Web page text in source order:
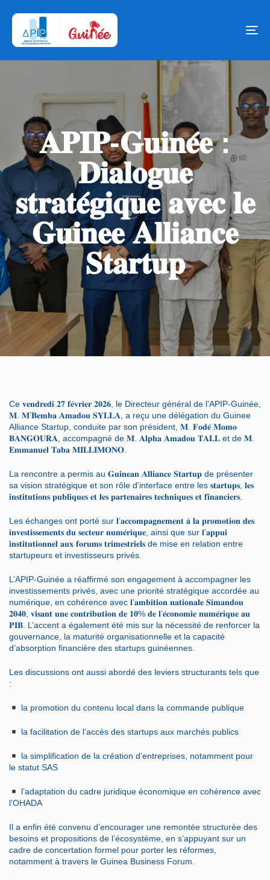
𝐀𝐏𝐈𝐏-𝐆𝐮𝐢𝐧𝐞́𝐞 :
𝐃𝐢𝐚𝐥𝐨𝐠𝐮𝐞
𝐬𝐭𝐫𝐚𝐭𝐞́𝐠𝐢𝐪𝐮𝐞 𝐚𝐯𝐞𝐜 𝐥𝐞
𝐆𝐮𝐢𝐧𝐞𝐞 𝐀𝐥𝐥𝐢𝐚𝐧𝐜𝐞
𝐒𝐭𝐚𝐫𝐭𝐮𝐩
Ce 𝐯𝐞𝐧𝐝𝐫𝐞𝐝𝐢 𝟐𝟕 𝐟𝐞́𝐯𝐫𝐢𝐞𝐫 𝟐𝟎𝟐𝟔, le Directeur général de l’APIP-Guinée,
𝐌. 𝐌’𝐁𝐞𝐦𝐛𝐚 𝐀𝐦𝐚𝐝𝐨𝐮 𝐒𝐘𝐋𝐋𝐀, a reçu une délégation du Guinee
Alliance Startup, conduite par son président, 𝐌. 𝐅𝐨𝐝𝐞́ 𝐌𝐨𝐦𝐨
𝐁𝐀𝐍𝐆𝐎𝐔𝐑𝐀, accompagné de 𝐌. 𝐀𝐥𝐩𝐡𝐚 𝐀𝐦𝐚𝐝𝐨𝐮 𝐓𝐀𝐋𝐋 et de 𝐌.
𝐄𝐦𝐦𝐚𝐧𝐮𝐞𝐥 𝐓𝐚𝐛𝐚 𝐌𝐈𝐋𝐋𝐈𝐌𝐎𝐍𝐎.
La rencontre a permis au 𝐆𝐮𝐢𝐧𝐞𝐚𝐧 𝐀𝐥𝐥𝐢𝐚𝐧𝐜𝐞 𝐒𝐭𝐚𝐫𝐭𝐮𝐩 de présenter
sa vision stratégique et son rôle d’interface entre les 𝐬𝐭𝐚𝐫𝐭𝐮𝐩𝐬, 𝐥𝐞𝐬
𝐢𝐧𝐬𝐭𝐢𝐭𝐮𝐭𝐢𝐨𝐧𝐬 𝐩𝐮𝐛𝐥𝐢𝐪𝐮𝐞𝐬 𝐞𝐭 𝐥𝐞𝐬 𝐩𝐚𝐫𝐭𝐞𝐧𝐚𝐢𝐫𝐞𝐬 𝐭𝐞𝐜𝐡𝐧𝐢𝐪𝐮𝐞𝐬 𝐞𝐭 𝐟𝐢𝐧𝐚𝐧𝐜𝐢𝐞𝐫𝐬.
Les échanges ont porté sur 𝐥’𝐚𝐜𝐜𝐨𝐦𝐩𝐚𝐠𝐧𝐞𝐦𝐞𝐧𝐭 𝐚̀ 𝐥𝐚 𝐩𝐫𝐨𝐦𝐨𝐭𝐢𝐨𝐧 𝐝𝐞𝐬
𝐢𝐧𝐯𝐞𝐬𝐭𝐢𝐬𝐬𝐞𝐦𝐞𝐧𝐭𝐬 𝐝𝐮 𝐬𝐞𝐜𝐭𝐞𝐮𝐫 𝐧𝐮𝐦𝐞́𝐫𝐢𝐪𝐮𝐞, ainsi que sur 𝐥’𝐚𝐩𝐩𝐮𝐢
𝐢𝐧𝐬𝐭𝐢𝐭𝐮𝐭𝐢𝐨𝐧𝐧𝐞𝐥 𝐚𝐮𝐱 𝐟𝐨𝐫𝐮𝐦𝐬 𝐭𝐫𝐢𝐦𝐞𝐬𝐭𝐫𝐢𝐞𝐥𝐬 de mise en relation entre
startupeurs et investisseurs privés.
L’APIP-Guinée a réaffirmé son engagement à accompagner les
investissements privés, avec une priorité stratégique accordée au
numérique, en cohérence avec 𝐥’𝐚𝐦𝐛𝐢𝐭𝐢𝐨𝐧 𝐧𝐚𝐭𝐢𝐨𝐧𝐚𝐥𝐞 𝐒𝐢𝐦𝐚𝐧𝐝𝐨𝐮
𝟐𝟎𝟒𝟎, 𝐯𝐢𝐬𝐚𝐧𝐭 𝐮𝐧𝐞 𝐜𝐨𝐧𝐭𝐫𝐢𝐛𝐮𝐭𝐢𝐨𝐧 𝐝𝐞 𝟏𝟎% 𝐝𝐞 𝐥’𝐞́𝐜𝐨𝐧𝐨𝐦𝐢𝐞 𝐧𝐮𝐦𝐞́𝐫𝐢𝐪𝐮𝐞 𝐚𝐮
𝐏𝐈𝐁. L’accent a également été mis sur la nécessité de renforcer la
gouvernance, la maturité organisationnelle et la capacité
d’absorption financière des startups guinéennes.
Les discussions ont aussi abordé des leviers structurants tels que
:
la promotion du contenu local dans la commande publique
la facilitation de l’accès des startups aux marchés publics
la simplification de la création d’entreprises, notamment pour
le statut SAS
l’adaptation du cadre juridique économique en cohérence avec
l’OHADA
Il a enfin été convenu d’encourager une remontée structurée des
besoins et propositions de l’écosystème, en s’appuyant sur un
cadre de concertation formel pour porter les réformes,
notamment à travers le Guinea Business Forum.